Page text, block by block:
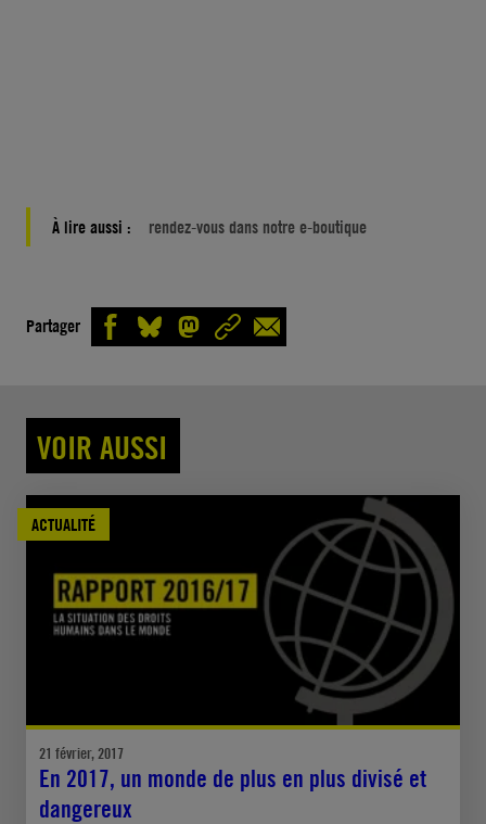
À lire aussi : rendez-vous dans notre e-boutique
Partager
VOIR AUSSI
ACTUALITÉ
21 février, 2017
En 2017, un monde de plus en plus divisé et
dangereux